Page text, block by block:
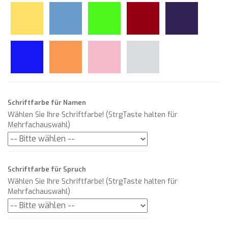
Schriftfarbe für Namen
Wählen Sie Ihre Schriftfarbe! (StrgTaste halten für
Mehrfachauswahl)
Schriftfarbe für Spruch
Wählen Sie Ihre Schriftfarbe! (StrgTaste halten für
Mehrfachauswahl)